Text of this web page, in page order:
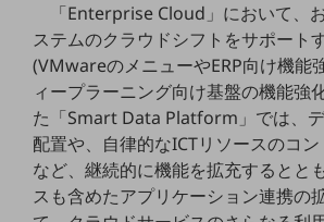
セキュリティ
運用保守・故障紛失サポート
回線・ネットワーク
お手続き
「Enterprise Cloud」において、
ステムのクラウドシフトをサポート
(VMwareのメニューやERP向け機能
ィープラーニング向け基盤の機能強
た「Smart Data Platform」では、
配置や、自律的なICTリソースのコ
など、継続的に機能を拡充するとと
スも含めたアプリケーション連携の